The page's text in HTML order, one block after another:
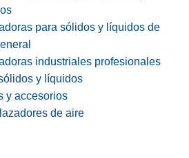
para sólidos y líquidos de
industriales profesionales
y líquidos
y accesorios
de aire